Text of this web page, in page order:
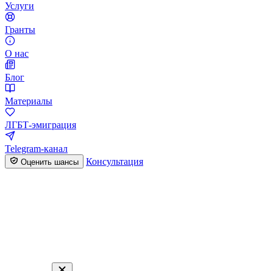
Услуги
Гранты
О нас
Блог
Материалы
ЛГБТ-эмиграция
Telegram-канал
Оценить шансы Консультация